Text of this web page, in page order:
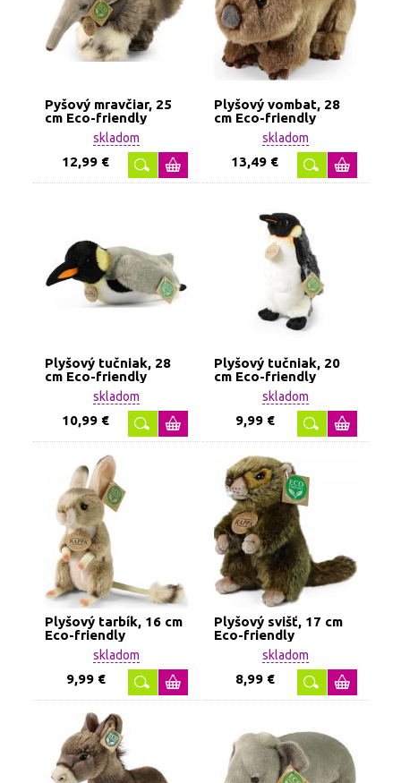
Pyšový mravčiar, 25
cm Eco-friendly
skladom
12,99 €
Plyšový vombat, 28
cm Eco-friendly
skladom
13,49 €
Plyšový tučniak, 28
cm Eco-friendly
skladom
10,99 €
Plyšový tučniak, 20
cm Eco-friendly
skladom
9,99 €
Plyšový tarbík, 16 cm
Eco-friendly
skladom
9,99 €
Plyšový svišť, 17 cm
Eco-friendly
skladom
8,99 €